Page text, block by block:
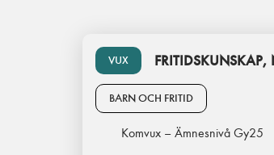
VUX FRITIDSKUNSKAP,
BARN OCH FRITID
Komvux – Ämnesnivå Gy25